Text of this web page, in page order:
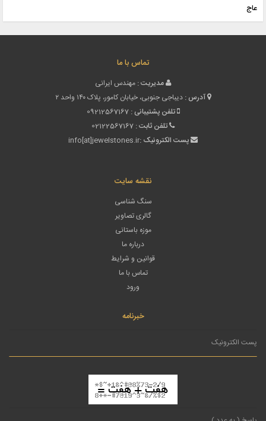
عاج
تماس با ما
مدیریت : مهندس ایرانی
آدرس : دیباجی جنوبی، خیابان کامور، پلاک ۱۴۰ واحد ۲
تلفن پشتیبانی : 09212567167
تلفن ثابت : 02122567167
پست الکترونیک :info[at]jewelstones.ir
نقشه سایت
سنگ شناسی
گالری تصاویر
موزه باستانی
درباره ما
قوانین و شرایط
تماس با ما
ورود
خبرنامه